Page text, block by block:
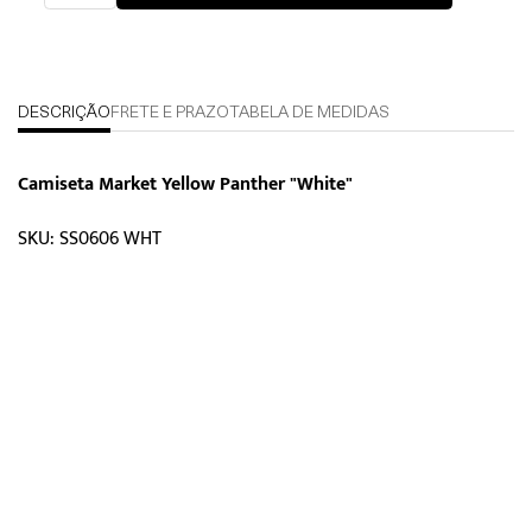
DESCRIÇÃO FRETE E PRAZOTABELA DE MEDIDAS
Camiseta Market Yellow Panther "White"
SKU: SS0606 WHT